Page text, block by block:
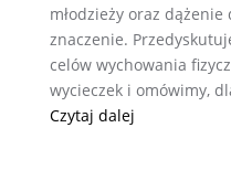
młodzieży oraz
znaczenie.
celów wychowania
wycieczek i omówimy,
Czytaj dalejJakie cele